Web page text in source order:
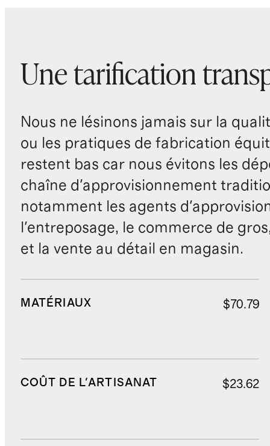
Une tarification
Nous ne lésinons jamais sur la
ou les pratiques de fabrication
restent bas car nous évitons les
chaîne d'approvisionnement
notamment les agents
l'entreposage, le commerce de
et la vente au détail en magasin.
MATÉRIAUX $70.79
COÛT DE L'ARTISANAT $23.62